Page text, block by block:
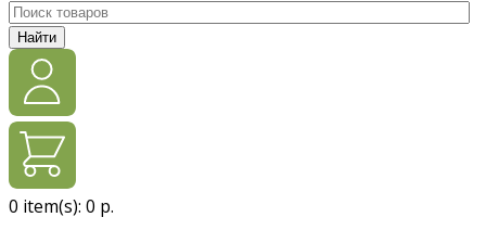
Найти
0 item(s): 0 р.